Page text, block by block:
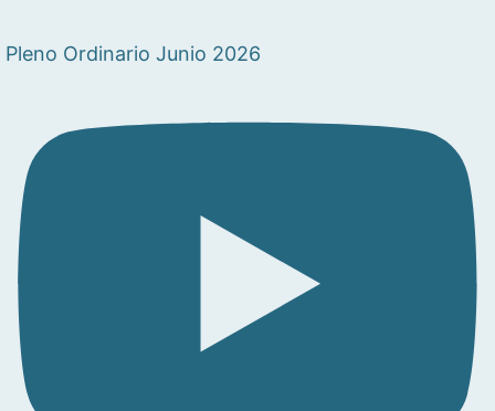
Pleno Ordinario Junio 2026